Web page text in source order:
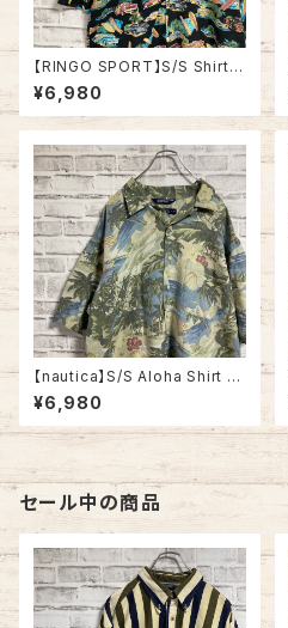
【RINGO SPORT】S/S Shirt L
“Car Pattern” Rayon100%
アロハシャツ 柄シャツ 総柄シャ
ツ クルマ柄 南国 バカンス アメ
¥6,980
【nautica】S/S Aloha Shirt L
90s vintage ノーティカ オー
ルドノーティカ ヴィンテージ ア
ロハシャツ 総柄シャツ 半袖シャ
ツ ビーチ ボタニカル リネンレ
ーヨン混 アメリカ USA 古着
¥6,980
セール中の商品